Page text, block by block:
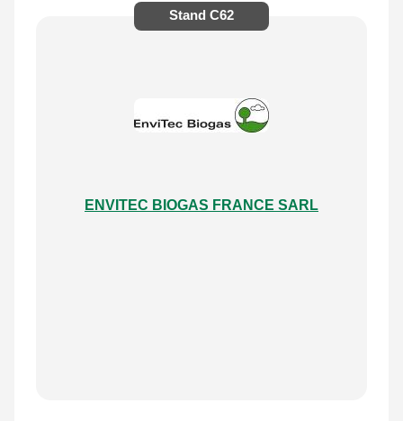
Stand C62
ENVITEC BIOGAS FRANCE SARL